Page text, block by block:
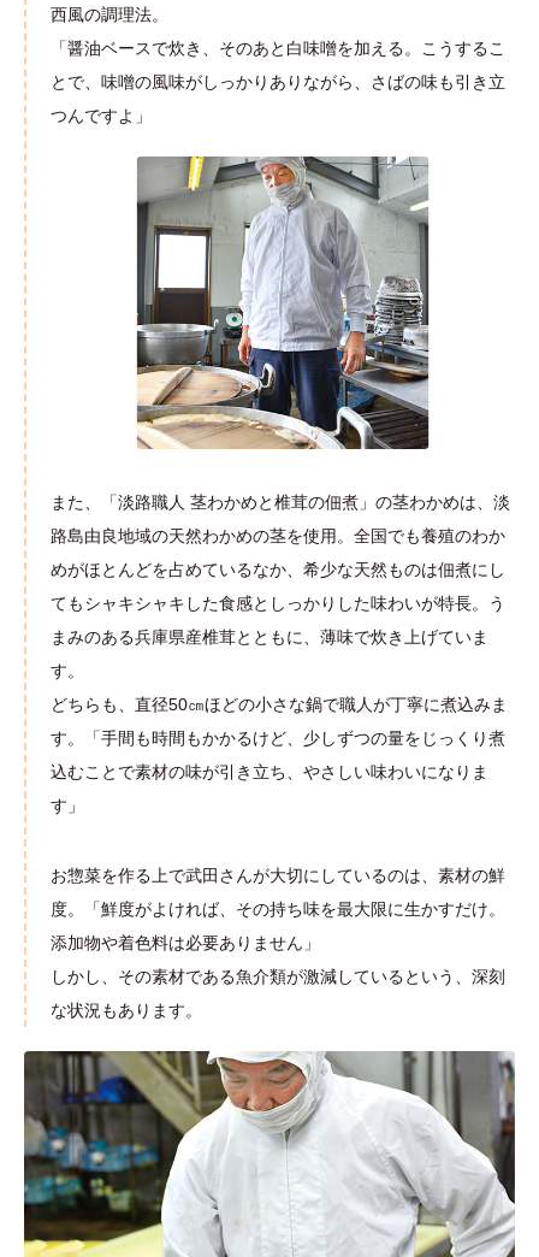
西風の調理法。
「醤油ベースで炊き、そのあと白味噌を加える。こうするこ
とで、味噌の風味がしっかりありながら、さばの味も引き立
つんですよ」
また、「淡路職人 茎わかめと椎茸の佃煮」の茎わかめは、淡
路島由良地域の天然わかめの茎を使用。全国でも養殖のわか
めがほとんどを占めているなか、希少な天然ものは佃煮にし
てもシャキシャキした食感としっかりした味わいが特長。う
まみのある兵庫県産椎茸とともに、薄味で炊き上げていま
す。
どちらも、直径50㎝ほどの小さな鍋で職人が丁寧に煮込みま
す。「手間も時間もかかるけど、少しずつの量をじっくり煮
込むことで素材の味が引き立ち、やさしい味わいになりま
す」
お惣菜を作る上で武田さんが大切にしているのは、素材の鮮
度。「鮮度がよければ、その持ち味を最大限に生かすだけ。
添加物や着色料は必要ありません」
しかし、その素材である魚介類が激減しているという、深刻
な状況もあります。